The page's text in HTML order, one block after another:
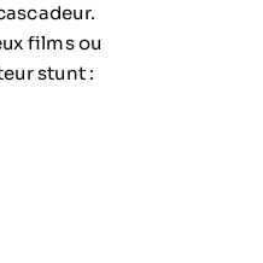
films ou
stunt :